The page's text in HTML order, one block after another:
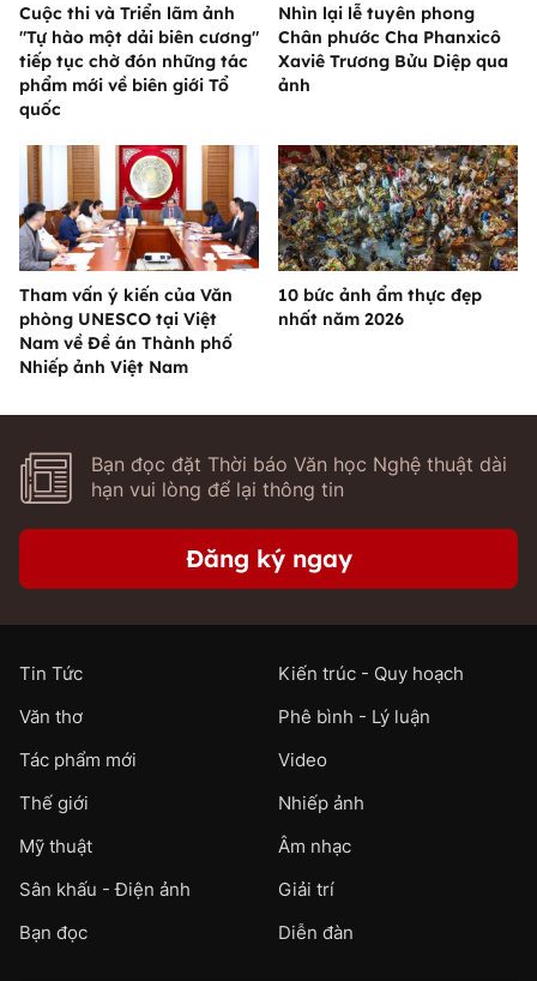
Cuộc thi và Triển lãm ảnh
"Tự hào một dải biên cương"
tiếp tục chờ đón những tác
phẩm mới về biên giới Tổ
quốc
Nhìn lại lễ tuyên phong
Chân phước Cha Phanxicô
Xaviê Trương Bửu Diệp qua
ảnh
Tham vấn ý kiến của Văn
phòng UNESCO tại Việt
Nam về Đề án Thành phố
Nhiếp ảnh Việt Nam
10 bức ảnh ẩm thực đẹp
nhất năm 2026
Bạn đọc đặt Thời báo Văn học Nghệ thuật dài
hạn vui lòng để lại thông tin
Đăng ký ngay
Tin Tức
Kiến trúc - Quy hoạch
Văn thơ
Phê bình - Lý luận
Tác phẩm mới
Video
Thế giới
Nhiếp ảnh
Mỹ thuật
Âm nhạc
Sân khấu - Điện ảnh
Giải trí
Bạn đọc
Diễn đàn